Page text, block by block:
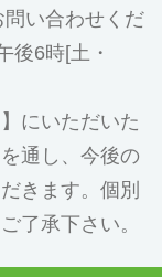
問い合わせくだ
後6時[土・
】にいただいた
通し、今後の
きます。個別
了承下さい。